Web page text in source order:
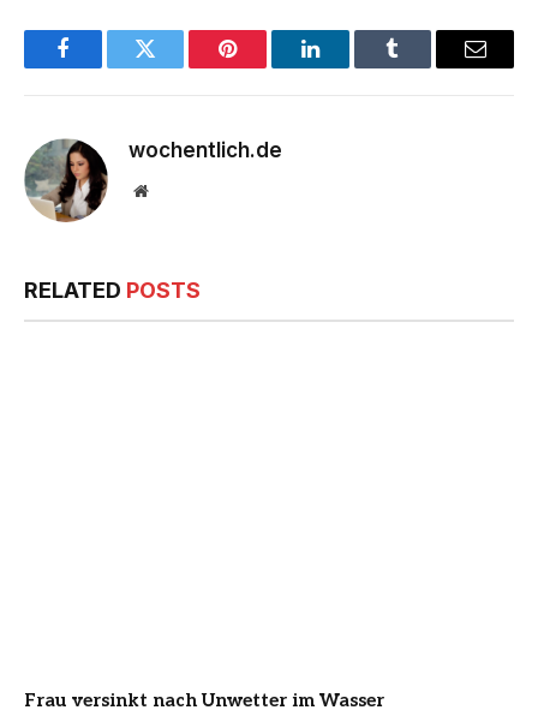
FacebookTwitter Pinterest LinkedInTumblr Email
wochentlich.de
Website
RELATED POSTS
Frau versinkt nach Unwetter im Wasser